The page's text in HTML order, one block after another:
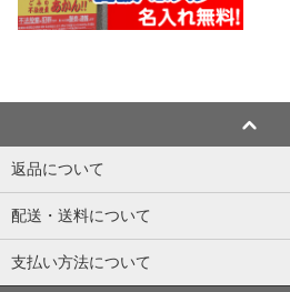
返品について
配送・送料について
支払い方法について